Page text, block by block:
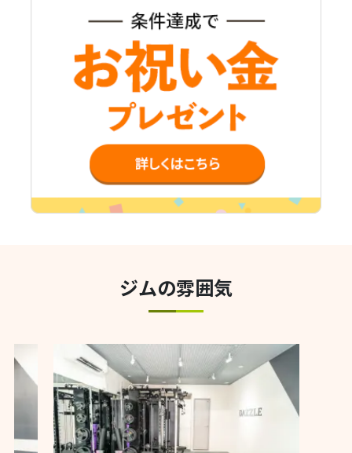
ジムの雰囲気